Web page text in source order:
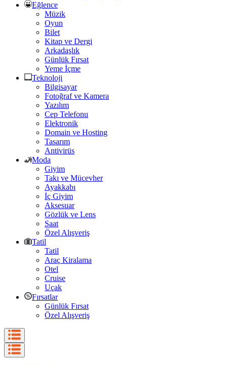
Eğlence
Müzik
Oyun
Bilet
Kitap ve Dergi
Arkadaşlık
Günlük Fırsat
Yeme İçme
Teknoloji
Bilgisayar
Fotoğraf ve Kamera
Yazılım
Cep Telefonu
Elektronik
Domain ve Hosting
Tasarım
Antivirüs
Moda
Giyim
Takı ve Mücevher
Ayakkabı
İç Giyim
Aksesuar
Gözlük ve Lens
Saat
Özel Alışveriş
Tatil
Tatil
Araç Kiralama
Otel
Cruise
Uçak
Fırsatlar
Günlük Fırsat
Özel Alışveriş